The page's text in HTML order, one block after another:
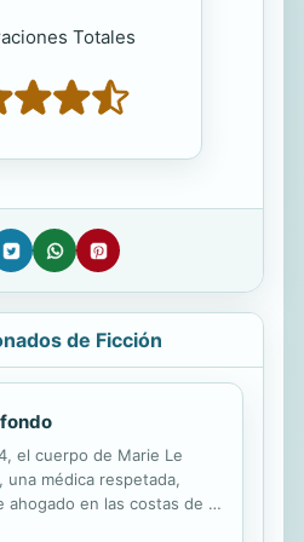
Totales
de Ficción
el cuerpo de Marie Le
una médica respetada,
ahogado en las costas de un